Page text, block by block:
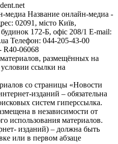
медиа Название онлайн-медиа -
02091, місто Київ,
172-Б, офіс 208/1 E-mail:
Телефон: 044-205-43-00
R40-06068
размещённых на
условии ссылки на
со страницы «Новости
изданий – обязательна
систем гиперссылка.
в независимости от
использования материалов.
изданий) – должна быть
или в первом абзаце